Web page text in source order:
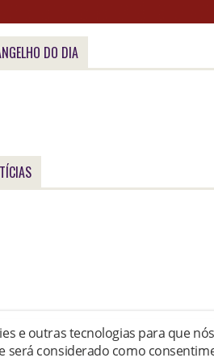
DO DIA
© Radiomariae - Todos os direitos
e outras tecnologias para que
será considerado como